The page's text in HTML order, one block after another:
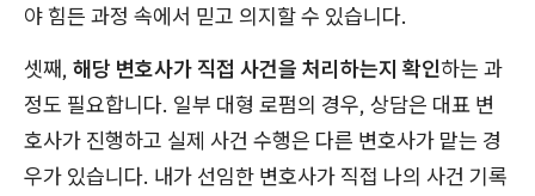
야 힘든 과정 속에서 믿고 의지할 수 있습니다.
셋째, 해당 변호사가 직접 사건을 처리하는지 확인하는 과
정도 필요합니다. 일부 대형 로펌의 경우, 상담은 대표 변
호사가 진행하고 실제 사건 수행은 다른 변호사가 맡는 경
우가 있습니다. 내가 선임한 변호사가 직접 나의 사건 기록